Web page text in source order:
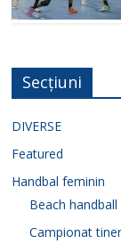
Secțiuni
DIVERSE
Featured
Handbal feminin
Beach handball
Campionat